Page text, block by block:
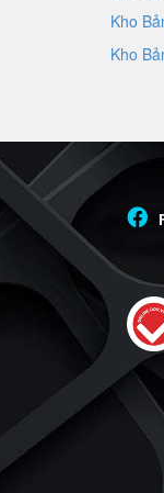
Kho
Kho